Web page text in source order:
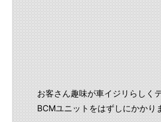
お客さん趣味が車イジリらしく
BCMユニットをはずしにかかり